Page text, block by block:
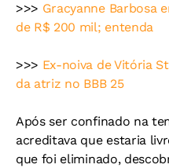
>>> Gracyanne Barbosa
de R$ 200 mil; entenda
>>> Ex-noiva de Vitória
da atriz no BBB 25
Após ser confinado na
acreditava que estaria
que foi eliminado,